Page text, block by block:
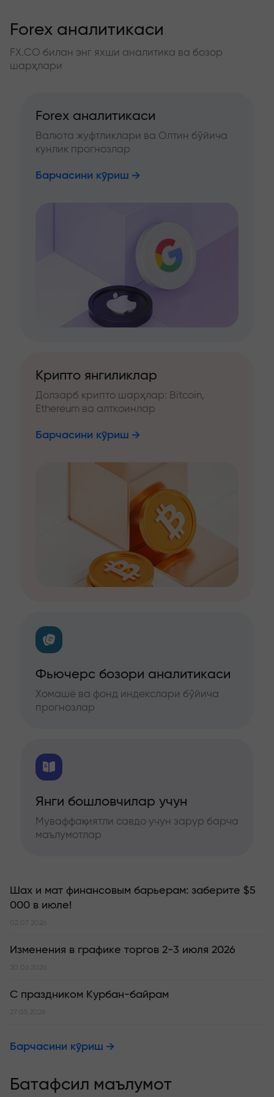
Forex аналитикаси
FX.CO билан энг яхши аналитика ва бозор
шарҳлари
Forex аналитикаси
Валюта жуфтликлари ва Олтин бўйича
кунлик прогнозлар
Барчасини кўриш
Крипто янгиликлар
Долзарб крипто шарҳлар: Bitcoin,
Ethereum ва алткоинлар
Барчасини кўриш
Фьючерс бозори аналитикаси
Хомашё ва фонд индекслари бўйича
прогнозлар
Янги бошловчилар учун
Муваффақиятли савдо учун зарур барча
маълумотлар
Шах и мат финансовым барьерам: заберите $5
000 в июле!
02.07.2026
Изменения в графике торгов 2-3 июля 2026
30.06.2026
С праздником Курбан-байрам
27.05.2026
Барчасини кўриш
Батафсил маълумот